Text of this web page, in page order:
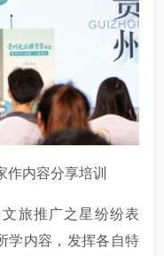
作内容分享培训
旅推广之星纷纷表
学内容，发挥各自特